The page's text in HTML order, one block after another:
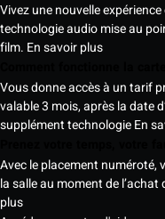
Vivez une nouvelle
technologie audio mise au
film. En savoir plus
Vous donne accès à un tarif
valable 3 mois, après la date
supplément technologieEn
Avec le placement
la salle au moment de
plus